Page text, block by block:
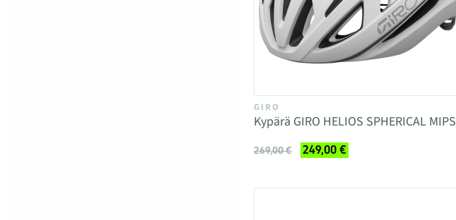
GIRO
Kypärä GIRO HELIOS SPHERICAL MIPS
269,00 € 249,00 €